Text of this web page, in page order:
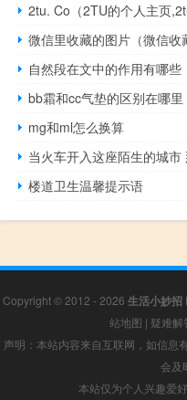
2tu. Co（2TU的个人主页
微信里收藏的图片（微信收
自然段在文中的作用有哪些
bb霜和cc气垫的区别在哪里
mg和ml怎么换算
当火车开入这座陌生的城
楼道卫生温馨提示语
Copyright © 2012 - 2026 生活小妙招
站地图 | 疑难解
声明：本站内容来自互联网，如信息
会及
本站仅为个人兴趣爱